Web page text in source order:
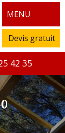
MENU
Devis gratuit
42 35